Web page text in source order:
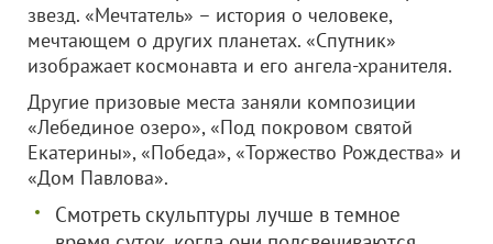
звезд. «Мечтатель» – история о человеке,
мечтающем о других планетах. «Спутник»
изображает космонавта и его ангела-хранителя.
Другие призовые места заняли композиции
«Лебединое озеро», «Под покровом святой
Екатерины», «Победа», «Торжество Рождества» и
«Дом Павлова».
Смотреть скульптуры лучше в темное